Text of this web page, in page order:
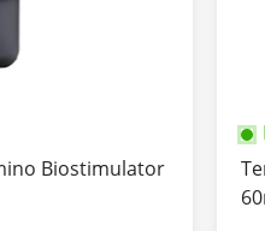
Biostimulator